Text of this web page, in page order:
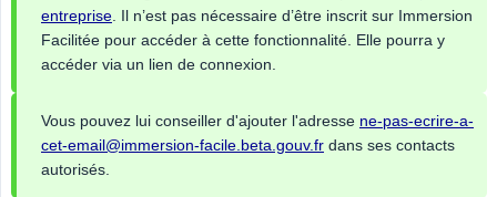
entreprise. Il n’est pas nécessaire d’être inscrit sur Immersion
Facilitée pour accéder à cette fonctionnalité. Elle pourra y
accéder via un lien de connexion.
Vous pouvez lui conseiller d'ajouter l'adresse ne-pas-ecrire-a-
cet-email@immersion-facile.beta.gouv.fr dans ses contacts
autorisés.